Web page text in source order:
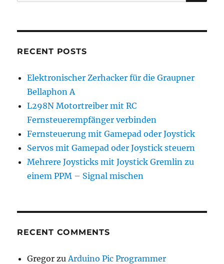
RECENT POSTS
Elektronischer Zerhacker für die Graupner
Bellaphon A
L298N Motortreiber mit RC
Fernsteuerempfänger verbinden
Fernsteuerung mit Gamepad oder Joystick
Servos mit Gamepad oder Joystick steuern
Mehrere Joysticks mit Joystick Gremlin zu
einem PPM – Signal mischen
RECENT COMMENTS
Gregor zu Arduino Pic Programmer